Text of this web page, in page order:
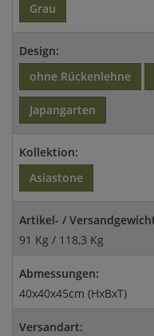
Grau
Design:
ohne Rückenlehne
Japangarten
Kollektion:
Asiastone
Artikel- /
91 Kg / 118,3 Kg
Abmessungen:
40x40x45cm (HxBxT)
Versandart: